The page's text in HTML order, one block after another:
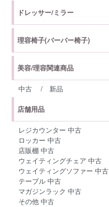
ドレッサー/ミラー
理容椅子(バーバー椅子)
美容/理容関連商品
中古 / 新品
店舗用品
レジカウンター 中古
ロッカー 中古
店販棚 中古
ウェイティングチェア 中古
ウェイティングソファー 中古
テーブル 中古
マガジンラック 中古
その他 中古